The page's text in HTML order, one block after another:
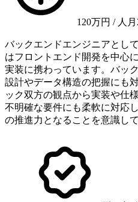
120万円 / 人月
バックエンドエンジニアとし
はフロントエンド開発を中心
実装に携わっています。バッ
設計やデータ構造の把握にも
ック双方の観点から実装や仕
不明確な要件にも柔軟に対応
の推進力となることを意識して